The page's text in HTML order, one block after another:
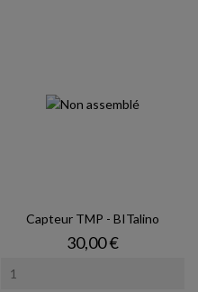
Capteur TMP - BITalino
Prix
30,00 €